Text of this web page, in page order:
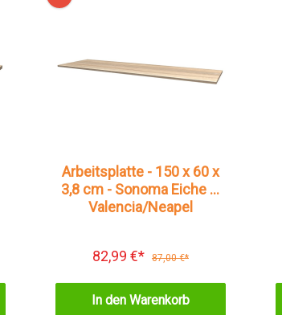
Arbeitsplatte - 150 x 60 x
3,8 cm - Sonoma Eiche –
Valencia/Neapel
82,99 €* 87,00 €*
In den Warenkorb